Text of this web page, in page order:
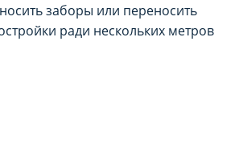
заборы или переносить
ради нескольких метров